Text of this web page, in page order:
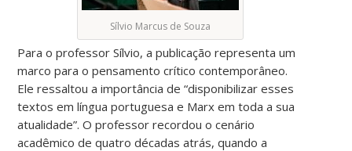
Sílvio Marcus de Souza
Para o professor Sílvio, a publicação representa um
marco para o pensamento crítico contemporâneo.
Ele ressaltou a importância de “disponibilizar esses
textos em língua portuguesa e Marx em toda a sua
atualidade”. O professor recordou o cenário
acadêmico de quatro décadas atrás, quando a